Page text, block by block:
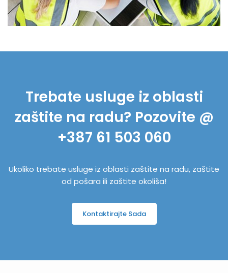
Trebate usluge iz oblasti
zaštite na radu? Pozovite @
+387 61 503 060
Ukoliko trebate usluge iz oblasti zaštite na radu, zaštite
od pošara ili zaštite okoliša!
Kontaktirajte Sada